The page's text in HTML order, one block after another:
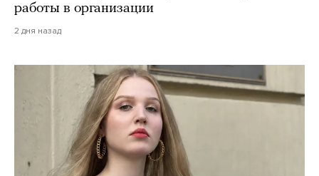
работы в организации
2 дня назад